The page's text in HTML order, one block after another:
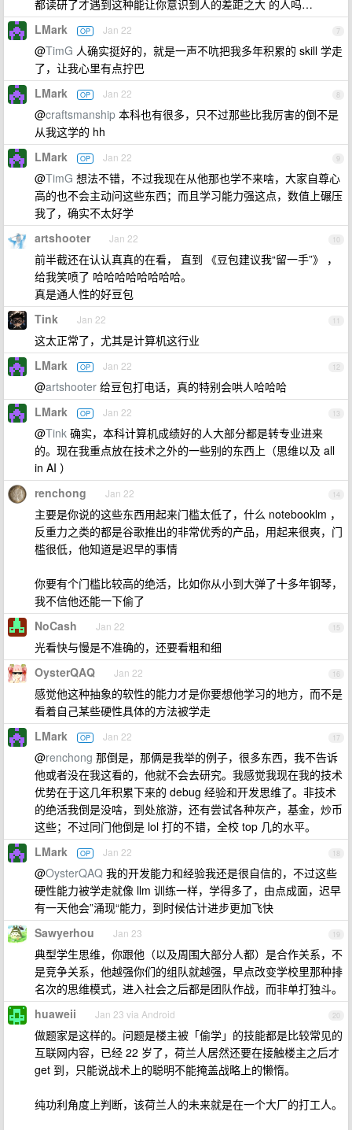
都读研了才遇到这种能让你意识到人的差距之大 的人吗…
7
LMark OP Jan 22
@TimG 人确实挺好的，就是一声不吭把我多年积累的 skill 学走
了，让我心里有点拧巴
8
LMark OP Jan 22
@craftsmanship 本科也有很多，只不过那些比我厉害的倒不是
从我这学的 hh
9
LMark OP Jan 22
@TimG 想法不错，不过我现在从他那也学不来啥，大家自尊心
高的也不会主动问这些东西；而且学习能力强这点，数值上碾压
我了，确实不太好学
10
artshooter Jan 22
前半截还在认认真真的在看， 直到 《豆包建议我“留一手”》 ，
给我笑喷了 哈哈哈哈哈哈哈哈。
真是通人性的好豆包
11
Tink Jan 22
这太正常了，尤其是计算机这行业
12
LMark OP Jan 22
@artshooter 给豆包打电话，真的特别会哄人哈哈哈
13
LMark OP Jan 22
@Tink 确实，本科计算机成绩好的人大部分都是转专业进来
的。现在我重点放在技术之外的一些别的东西上（思维以及 all
in AI ）
14
renchong Jan 22
主要是你说的这些东西用起来门槛太低了，什么 notebooklm ，
反重力之类的都是谷歌推出的非常优秀的产品，用起来很爽，门
槛很低，他知道是迟早的事情
你要有个门槛比较高的绝活，比如你从小到大弹了十多年钢琴，
我不信他还能一下偷了
15
NoCash Jan 22
光看快与慢是不准确的，还要看粗和细
16
OysterQAQ Jan 22
感觉他这种抽象的软性的能力才是你要想他学习的地方，而不是
看着自己某些硬性具体的方法被学走
17
LMark OP Jan 22
@renchong 那倒是，那俩是我举的例子，很多东西，我不告诉
他或者没在我这看的，他就不会去研究。我感觉我现在我的技术
优势在于这几年积累下来的 debug 经验和开发思维了。非技术
的绝活我倒是没啥，到处旅游，还有尝试各种灰产，基金，炒币
这些；不过同门他倒是 lol 打的不错，全校 top 几的水平。
18
LMark OP Jan 22
@OysterQAQ 我的开发能力和经验我还是很自信的，不过这些
硬性能力被学走就像 llm 训练一样，学得多了，由点成面，迟早
有一天他会”涌现“能力，到时候估计进步更加飞快
19
Sawyerhou Jan 23
典型学生思维，你跟他（以及周围大部分人都）是合作关系，不
是竞争关系，他越强你们的组队就越强，早点改变学校里那种排
名次的思维模式，进入社会之后都是团队作战，而非单打独斗。
20
huaweii Jan 23 via Android
做题家是这样的。问题是楼主被「偷学」的技能都是比较常见的
互联网内容，已经 22 岁了，荷兰人居然还要在接触楼主之后才
get 到，只能说战术上的聪明不能掩盖战略上的懒惰。
纯功利角度上判断，该荷兰人的未来就是在一个大厂的打工人。